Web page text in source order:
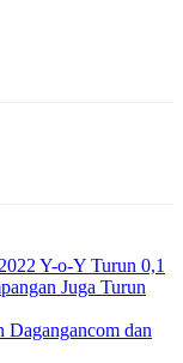
Y-o-Y Turun 0,1
Juga Turun
Dagangancom dan